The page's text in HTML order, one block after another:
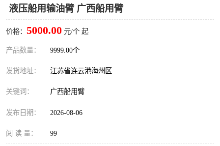
液压船用输油臂 广西船用臂
价格： 5000.00 元/个 起
产品数量： 9999.00个
发货地址： 江苏省连云港海州区
关键词： 广西船用臂
发布日期： 2026-08-06
阅 读 量： 99